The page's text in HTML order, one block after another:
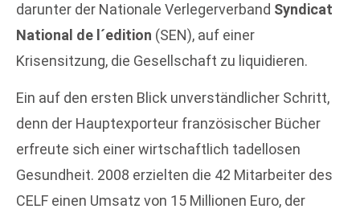
darunter der Nationale Verlegerverband Syndicat
National de l´edition (SEN), auf einer
Krisensitzung, die Gesellschaft zu liquidieren.
Ein auf den ersten Blick unverständlicher Schritt,
denn der Hauptexporteur französischer Bücher
erfreute sich einer wirtschaftlich tadellosen
Gesundheit. 2008 erzielten die 42 Mitarbeiter des
CELF einen Umsatz von 15 Millionen Euro, der